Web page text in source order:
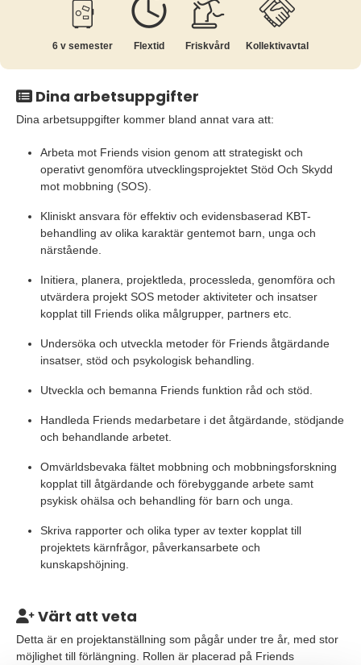
6 v semester Flextid Friskvård Kollektiv­avtal
Dina arbetsuppgifter
Dina arbetsuppgifter kommer bland annat vara att:
Arbeta mot Friends vision genom att strategiskt och
operativt genomföra utvecklingsprojektet Stöd Och Skydd
mot mobbning (SOS).
Kliniskt ansvara för effektiv och evidensbaserad KBT-
behandling av olika karaktär gentemot barn, unga och
närstående.
Initiera, planera, projektleda, processleda, genomföra och
utvärdera projekt SOS metoder aktiviteter och insatser
kopplat till Friends olika målgrupper, partners etc.
Undersöka och utveckla metoder för Friends åtgärdande
insatser, stöd och psykologisk behandling.
Utveckla och bemanna Friends funktion råd och stöd.
Handleda Friends medarbetare i det åtgärdande, stödjande
och behandlande arbetet.
Omvärldsbevaka fältet mobbning och mobbningsforskning
kopplat till åtgärdande och förebyggande arbete samt
psykisk ohälsa och behandling för barn och unga.
Skriva rapporter och olika typer av texter kopplat till
projektets kärnfrågor, påverkansarbete och
kunskapshöjning.
Värt att veta
Detta är en projektanställning som pågår under tre år, med stor
möjlighet till förlängning. Rollen är placerad på Friends